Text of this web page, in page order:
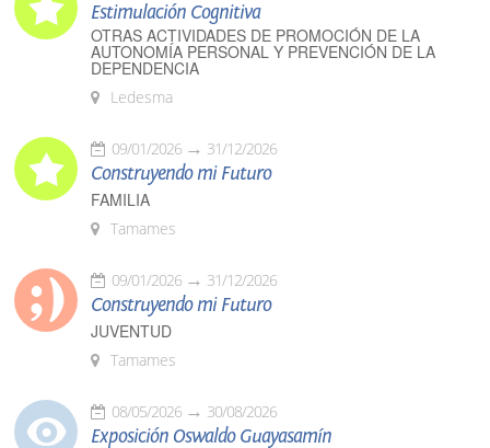
Estimulación Cognitiva
OTRAS ACTIVIDADES DE PROMOCIÓN DE LA
AUTONOMÍA PERSONAL Y PREVENCIÓN DE LA
DEPENDENCIA
Ledesma
09/01/2026 31/12/2026
Construyendo mi Futuro
FAMILIA
Tamames
09/01/2026 31/12/2026
Construyendo mi Futuro
JUVENTUD
Tamames
08/05/2026 30/08/2026
Exposición Oswaldo Guayasamín